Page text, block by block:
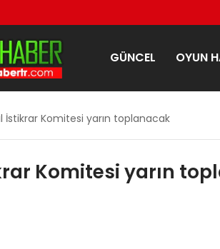
GÜNCEL OYUN
İstikrar Komitesi yarın toplanacak
Komitesi yarın